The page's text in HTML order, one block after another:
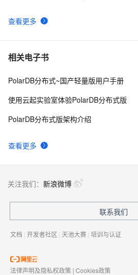
查看更多
相关电子书
查看更多
PolarDB分布式~国产轻量版用户手册
使用云起实验室体验PolarDB分布式版
PolarDB分布式版架构介绍
关注我们： 新浪微博
联系我们
文档 | 开发者社区 | 天池大赛 | 培训与认证
法律声明及隐私权政策 | Cookies政策